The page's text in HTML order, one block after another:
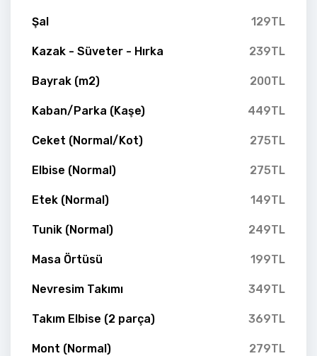
Şal 129TL
Kazak - Süveter - Hırka 239TL
Bayrak (m2) 200TL
Kaban/Parka (Kaşe) 449TL
Ceket (Normal/Kot) 275TL
Elbise (Normal) 275TL
Etek (Normal) 149TL
Tunik (Normal) 249TL
Masa Örtüsü 199TL
Nevresim Takımı 349TL
Takım Elbise (2 parça) 369TL
Mont (Normal) 279TL